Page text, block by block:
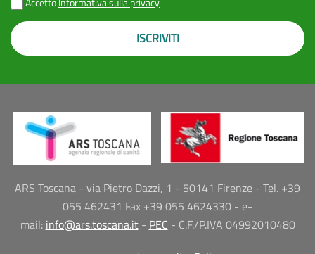
ISCRIVITI
ARS Toscana - via Pietro Dazzi, 1 - 50141 Firenze - Tel. +39
055 462431 Fax +39 055 4624330 - e-
mail: info@ars.toscana.it- PEC - C.F./P.IVA 04992010480